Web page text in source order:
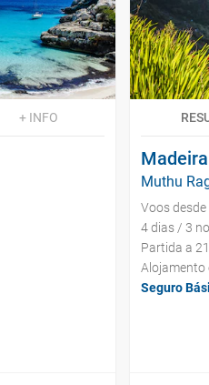
+ INFO
Madeira
Muthu
Voos desde
4 dias / 3
Partida a
Alojamento
Seguro